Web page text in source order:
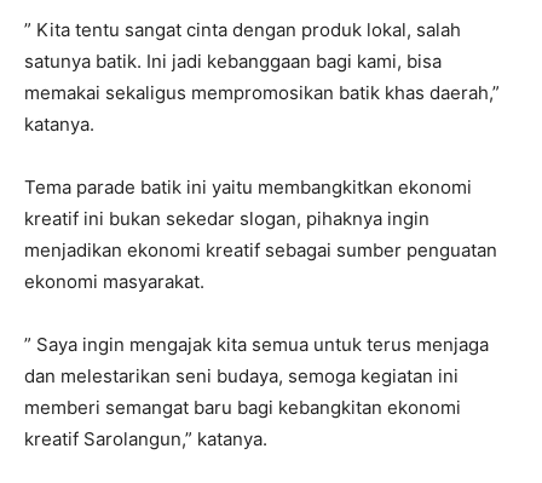
” Kita tentu sangat cinta dengan produk lokal, salah
satunya batik. Ini jadi kebanggaan bagi kami, bisa
memakai sekaligus mempromosikan batik khas daerah,”
katanya.
Tema parade batik ini yaitu membangkitkan ekonomi
kreatif ini bukan sekedar slogan, pihaknya ingin
menjadikan ekonomi kreatif sebagai sumber penguatan
ekonomi masyarakat.
” Saya ingin mengajak kita semua untuk terus menjaga
dan melestarikan seni budaya, semoga kegiatan ini
memberi semangat baru bagi kebangkitan ekonomi
kreatif Sarolangun,” katanya.